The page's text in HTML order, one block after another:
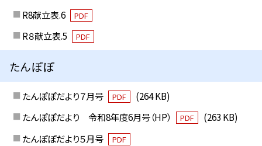
R8献立表.6
PDF
R８献立表.5 PDF
たんぽぽ
たんぽぽだより７月号 PDF
(264 KB)
たんぽぽだより 令和8年度6月号（HP）
PDF
(263 KB)
たんぽぽだより５月号
PDF